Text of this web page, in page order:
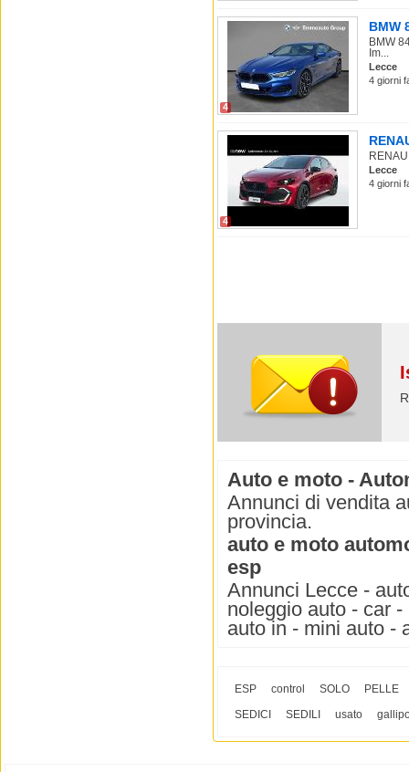
4
BMW
BMW
Im...
Lecce
4 giorni
4
Lecce
4 giorni
Auto e moto -
Annunci di vendita
provincia.
auto e moto
esp
Annunci Lecce -
noleggio auto - car
auto in - mini auto -
ESP control SOLO
PELLE
SEDICI
SEDILI usato